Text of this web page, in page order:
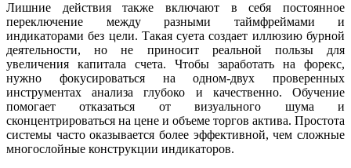
Лишние действия также включают в себя постоянное
переключение между разными таймфреймами и
индикаторами без цели. Такая суета создает иллюзию бурной
деятельности, но не приносит реальной пользы для
увеличения капитала счета. Чтобы заработать на форекс,
нужно фокусироваться на одном-двух проверенных
инструментах анализа глубоко и качественно. Обучение
помогает отказаться от визуального шума и
сконцентрироваться на цене и объеме торгов актива. Простота
системы часто оказывается более эффективной, чем сложные
многослойные конструкции индикаторов.